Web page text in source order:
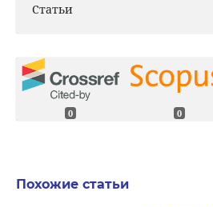
Статьи
0 0
Похожие статьи